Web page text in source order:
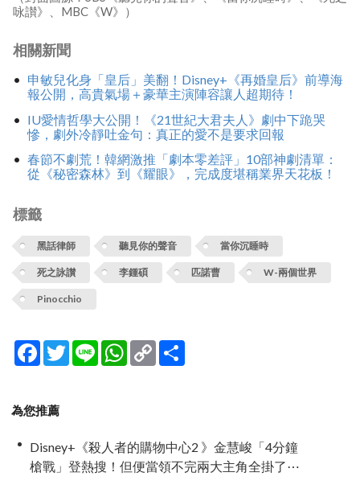
咏讃》、MBC《W》）
相關新聞
申敏兒化身「皇后」美翻！Disney+《再婚皇后》前導海
報公開，高貴氣場＋豪華主演陣容讓人超期待！
IU愛情哲學大公開！《21世紀大君夫人》劇中下跪哭
慘，劇外冷靜吐金句：真正的愛不是要求回報
春節不劇荒！韓網激推「劇本零差評」10部神劇清單：
從《秘密森林》到《耀眼》，完成度堪稱業界天花板！
標籤
黑話律師 聽見你的聲音 當你沉睡時
死之詠讃 李鍾碩 匹諾曹 W-兩個世界
Pinocchio
Facebook
TwitterLine WhatsApp
Copy
Link
為您推薦
Disney+《殺人者的購物中心2 》金慧峻「4分鐘
槍戰」登熱搜！但便當領不完兩大主角全掛了⋯